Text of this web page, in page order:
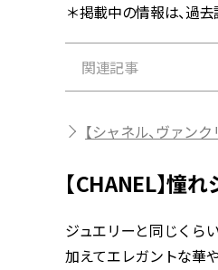
＊掲載中の情報は、過
関連記事
【シャネル、ヴァン
【CHANEL】憧
ジュエリーと同じくら
加えてエレガントな華